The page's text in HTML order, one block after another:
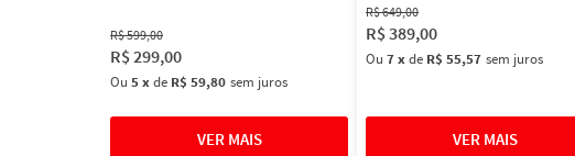
R$599,00
R$299,00
Ou 5xde R$ 59,80 sem juros
R$649,00
R$389,00
Ou 7xde R$ 55,57 sem juros